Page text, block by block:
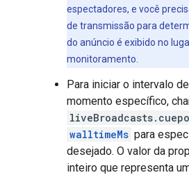
espectadores, e você
de transmissão para
do anúncio é exibido no
monitoramento.
Para iniciar o intervalo
momento específico,
walltimeMs para
desejado. O valor da
inteiro que representa